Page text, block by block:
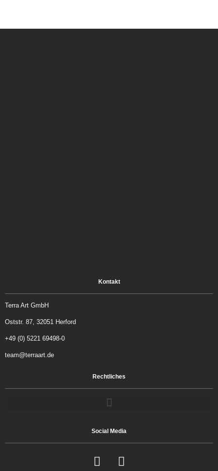
Kontakt
Terra Art GmbH
Oststr. 87, 32051 Herford
+49 (0) 5221 69498-0
team@terraart.de
Rechtliches
Social Media